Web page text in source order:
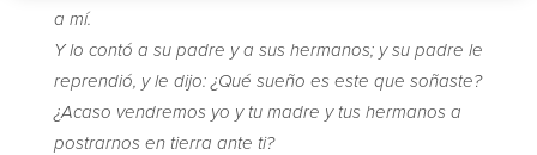
a mí.
Y lo contó a su padre y a sus hermanos; y su padre le
reprendió, y le dijo: ¿Qué sueño es este que soñaste?
¿Acaso vendremos yo y tu madre y tus hermanos a
postrarnos en tierra ante ti?